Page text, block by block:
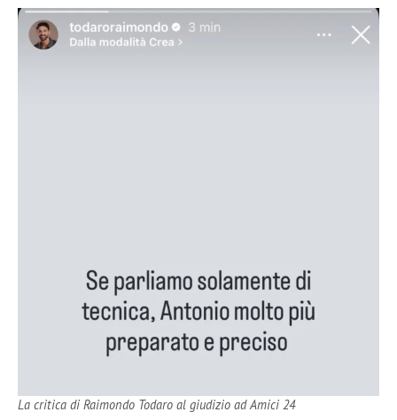
La critica di Raimondo Todaro al giudizio ad Amici 24